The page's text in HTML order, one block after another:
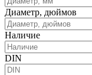
Диаметр, дюймов
Наличие
DIN